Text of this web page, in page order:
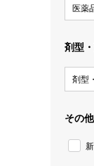
医薬
剤型
剤型
その他